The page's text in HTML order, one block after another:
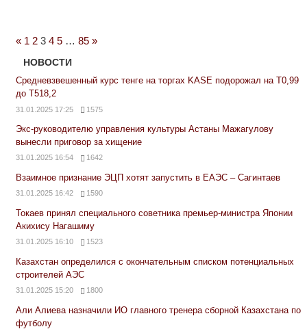
«Previous
Posts
1 2 3 4 5 … 85 Next
»
НОВОСТИ
Средневзвешенный курс тенге на торгах KASE подорожал на Т0,99
до Т518,2
31.01.2025 17:25 1575
Экс-руководителю управления культуры Астаны Мажагулову
вынесли приговор за хищение
31.01.2025 16:54 1642
Взаимное признание ЭЦП хотят запустить в ЕАЭС – Сагинтаев
31.01.2025 16:42 1590
Токаев принял специального советника премьер-министра Японии
Акихису Нагашиму
31.01.2025 16:10 1523
Казахстан определился с окончательным списком потенциальных
строителей АЭС
31.01.2025 15:20 1800
Али Алиева назначили ИО главного тренера сборной Казахстана по
футболу